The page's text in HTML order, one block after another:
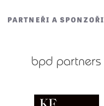
PARTNEŘI A SPONZOŘI